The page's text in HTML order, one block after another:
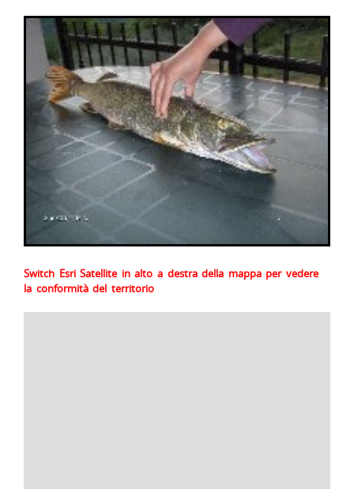
Switch Esri Satellite in alto a destra della mappa per vedere
la conformità del territorio